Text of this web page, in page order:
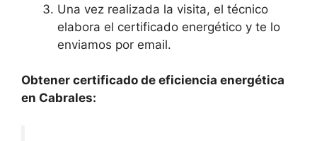
Una vez realizada la visita, el técnico
elabora el certificado energético y te lo
enviamos por email.
Obtener certificado de eficiencia energética
en Cabrales: